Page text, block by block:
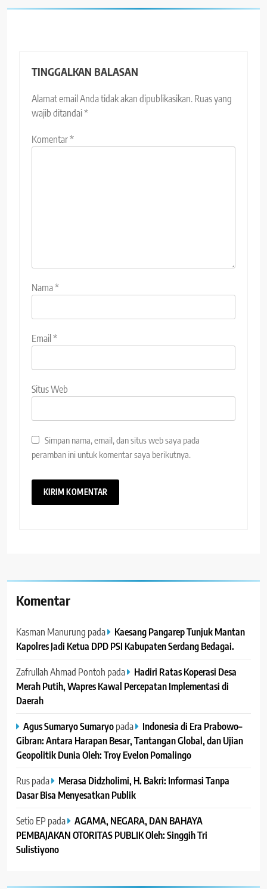
TINGGALKAN BALASAN
Alamat email Anda tidak akan dipublikasikan. Ruas yang
wajib ditandai*
Komentar*
Nama*
Email *
Situs Web
Simpan nama, email, dan situs web saya pada
peramban ini untuk komentar saya berikutnya.
Komentar
Kasman Manurung pada
Kaesang Pangarep Tunjuk Mantan
Kapolres Jadi Ketua DPD PSI Kabupaten Serdang Bedagai. ‎ ‎
Zafrullah Ahmad Pontoh pada
Hadiri Ratas Koperasi Desa
Merah Putih, Wapres Kawal Percepatan Implementasi di
Daerah
Agus Sumaryo Sumaryopada
Indonesia di Era Prabowo–
Gibran: Antara Harapan Besar, Tantangan Global, dan Ujian
Geopolitik Dunia Oleh: Troy Evelon Pomalingo
Ruspada
Merasa Didzholimi, H. Bakri: Informasi Tanpa
Dasar Bisa Menyesatkan Publik
Setio EP pada
AGAMA, NEGARA, DAN BAHAYA
PEMBAJAKAN OTORITAS PUBLIK Oleh: Singgih Tri
Sulistiyono